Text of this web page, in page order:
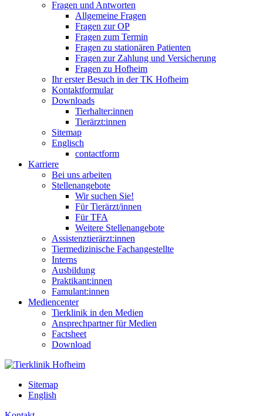
Fragen und Antworten
Allgemeine Fragen
Fragen zur OP
Fragen zum Termin
Fragen zu stationären Patienten
Fragen zur Zahlung und Versicherung
Fragen zu Hofheim
Ihr erster Besuch in der TK Hofheim
Kontaktformular
Downloads
Tierhalter:innen
Tierärzt:innen
Sitemap
Englisch
contactform
Karriere
Bei uns arbeiten
Stellenangebote
Wir suchen Sie!
Für Tierärzt/innen
Für TFA
Weitere Stellenangebote
Assistenztierärzt:innen
Tiermedizinische Fachangestellte
Interns
Ausbildung
Praktikant:innen
Famulant:innen
Mediencenter
Tierklinik in den Medien
Ansprechpartner für Medien
Factsheet
Download
Sitemap
English